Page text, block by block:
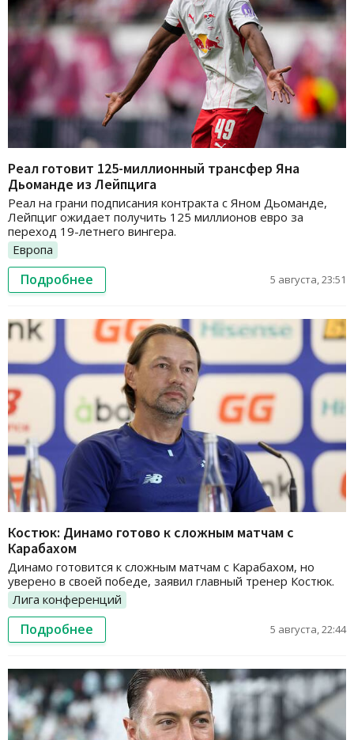
Реал готовит 125-миллионный трансфер Яна
Дьоманде из Лейпцига
Реал на грани подписания контракта с Яном Дьоманде,
Лейпциг ожидает получить 125 миллионов евро за
переход 19-летнего вингера.
Европа
Подробнее 5 августа, 23:51
Костюк: Динамо готово к сложным матчам с
Карабахом
Динамо готовится к сложным матчам с Карабахом, но
уверено в своей победе, заявил главный тренер Костюк.
Лига конференций
Подробнее 5 августа, 22:44